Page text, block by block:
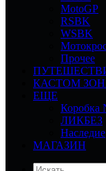
MotoGP
RSBK
WSBK
Прочее
КАСТОМ
ЕЩЕ
Коробка
ЛИКБЕЗ
Наследие
МАГАЗИН